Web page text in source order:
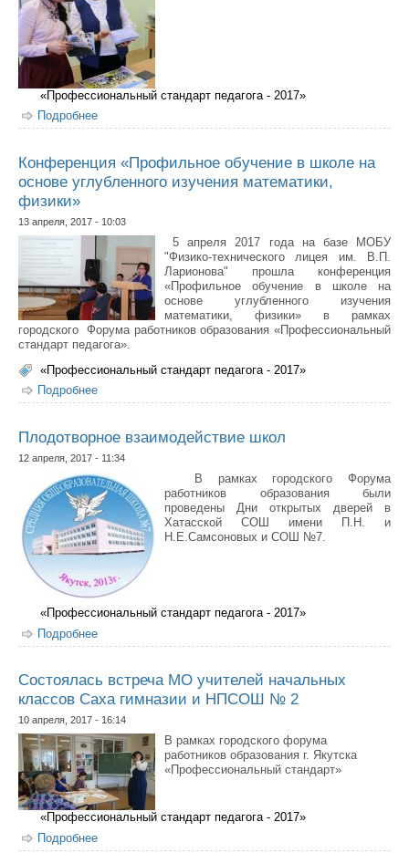
«Профессиональный стандарт педагога - 2017»
Подробнее
Конференция «Профильное обучение в школе на
основе углубленного изучения математики,
физики»
13 апреля, 2017 - 10:03
5 апреля 2017 года на базе МОБУ
"Физико-технического лицея им. В.П.
Ларионова" прошла конференция
«Профильное обучение в школе на
основе углубленного изучения
математики, физики» в рамках
городского Форума работников образования «Профессиональный
стандарт педагога».
«Профессиональный стандарт педагога - 2017»
Подробнее
основе углубленного изучения математики, физики»
Плодотворное взаимодействие школ
12 апреля, 2017 - 11:34
В рамках городского Форума
работников образования были
проведены Дни открытых дверей в
Хатасской СОШ имени П.Н. и
Н.Е.Самсоновых и СОШ №7.
«Профессиональный стандарт педагога - 2017»
Подробнее
Состоялась встреча МО учителей начальных
классов Саха гимназии и НПСОШ № 2
10 апреля, 2017 - 16:14
В рамках городского форума
работников образования г. Якутска
«Профессиональный стандарт»
«Профессиональный стандарт педагога - 2017»
Подробнее